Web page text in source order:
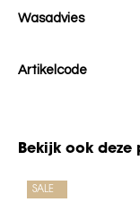
Wasadvies
Artikelcode
Bekijk ook deze
SALE